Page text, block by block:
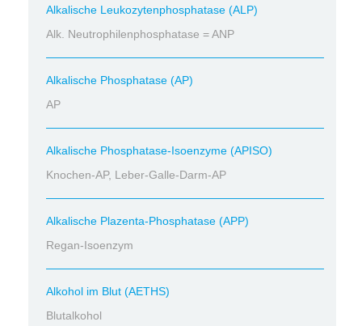
Alkalische Leukozytenphosphatase (ALP)
Alk. Neutrophilenphosphatase = ANP
Alkalische Phosphatase (AP)
AP
Alkalische Phosphatase-Isoenzyme (APISO)
Knochen-AP, Leber-Galle-Darm-AP
Alkalische Plazenta-Phosphatase (APP)
Regan-Isoenzym
Alkohol im Blut (AETHS)
Blutalkohol